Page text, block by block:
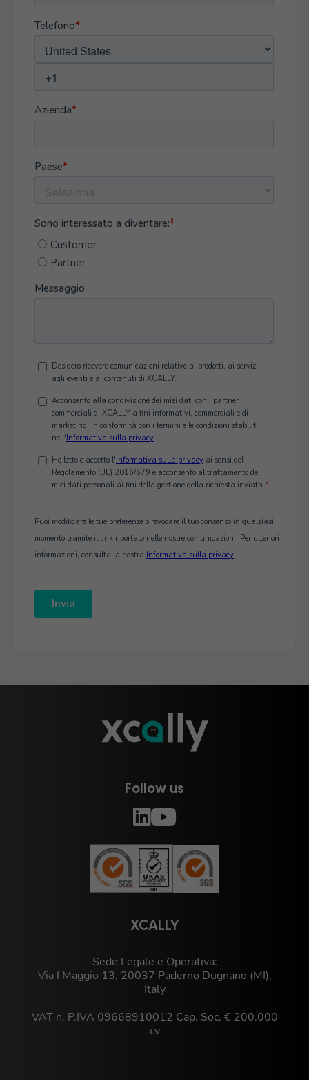
XCALLY
Sede Legale e Operativa:
Via I Maggio 13, 20037 Paderno Dugnano (MI),
Italy
VAT n. P.IVA 09668910012 Cap. Soc. € 200.000
i.v
Follow us